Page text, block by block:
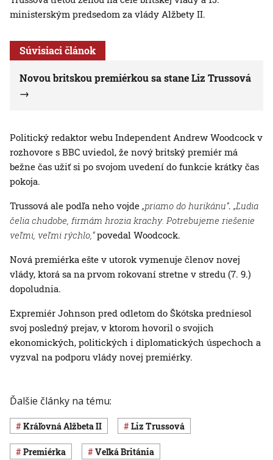
ministerským predsedom za vlády Alžbety II.
Súvisiaci článok
Novou britskou premiérkou sa stane Liz Trussová
Politický redaktor webu Independent Andrew Woodcock v
rozhovore s BBC uviedol, že nový britský premiér má
bežne čas užiť si po svojom uvedení do funkcie krátky čas
pokoja.
Trussová ale podľa neho vojde „priamo do hurikánu“. „Ľudia
čelia chudobe, firmám hrozia krachy. Potrebujeme riešenie
veľmi, veľmi rýchlo,“povedal Woodcock.
Nová premiérka ešte v utorok vymenuje členov novej
vlády, ktorá sa na prvom rokovaní stretne v stredu (7. 9.)
dopoludnia.
Expremiér Johnson pred odletom do Škótska predniesol
svoj posledný prejav, v ktorom hovoril o svojich
ekonomických, politických i diplomatických úspechoch a
vyzval na podporu vlády novej premiérky.
Ďalšie články na tému:
kráľovná Alžbeta II Liz Trussová
premiérka Veľká Británia